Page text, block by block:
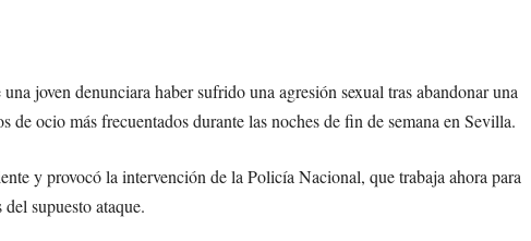
joven denunciara haber sufrido una agresión sexual tras abandonar una
de ocio más frecuentados durante las noches de fin de semana en Sevilla.
y provocó la intervención de la Policía Nacional, que trabaja ahora para
supuesto ataque.